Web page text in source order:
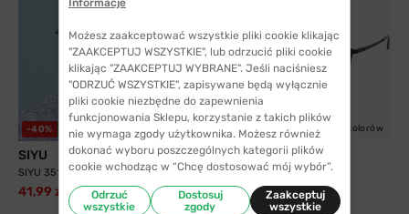
-40% WYSYŁKA 24H 2 kolory
SIYU
SIYU 35117 C9
41,99 zł 69,99 zł
WYSYŁKA 24H 5 kolorów
Solano
Solano 10204 B z nakładką
przeciwsłoneczną z...
299,99 zł
Możesz zaakceptować wszystkie pliki cookie klikając
"ZAAKCEPTUJ WSZYSTKIE", lub odrzucić pliki cookie
klikając "ZAAKCEPTUJ WYBRANE". Jeśli naciśniesz
"ODRZUĆ WSZYSTKIE", zapisywane będą wyłącznie
pliki cookie niezbędne do zapewnienia
funkcjonowania Sklepu, korzystanie z takich plików
nie wymaga zgody użytkownika. Możesz również
dokonać wyboru poszczególnych kategorii plików
cookie wchodząc w “Chcę dostosować mój wybór”.
Odrzuć
wszystkie
Dostosuj
zgody
Zaakceptuj
wszystkie